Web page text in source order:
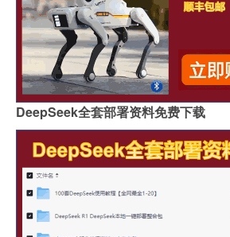
DeepSeek全套部署资料免费下载